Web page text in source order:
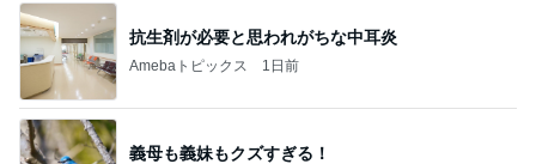
抗生剤が必要と思われがちな中耳炎
Amebaトピックス 1日前
義母も義妹もクズすぎる！